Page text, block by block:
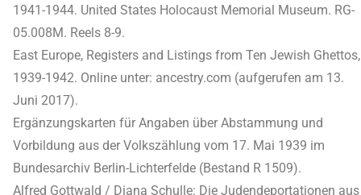
1941-1944. United States Holocaust Memorial Museum. RG-
05.008M. Reels 8-9.
East Europe, Registers and Listings from Ten Jewish Ghettos,
1939-1942. Online unter: ancestry.com (aufgerufen am 13.
Juni 2017).
Ergänzungskarten für Angaben über Abstammung und
Vorbildung aus der Volkszählung vom 17. Mai 1939 im
Bundesarchiv Berlin-Lichterfelde (Bestand R 1509).
Alfred Gottwald / Diana Schulle: Die Judendeportationen aus